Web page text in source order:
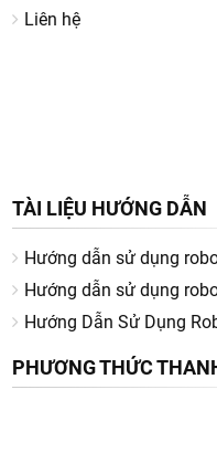
Liên hệ
TÀI LIỆU HƯỚNG DẪN
Hướng dẫn sử dụng
Hướng dẫn sử dụng
Hướng Dẫn Sử Dụng
PHƯƠNG THỨC